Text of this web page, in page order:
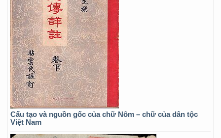
Cấu tạo và nguồn gốc của chữ Nôm – chữ của dân tộc
Việt Nam